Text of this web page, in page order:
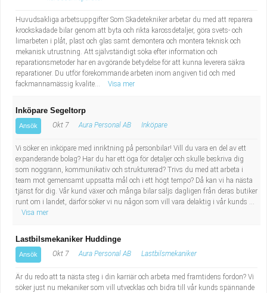
Huvudsakliga arbetsuppgifter Som Skadetekniker arbetar du med att reparera
krockskadade bilar genom att byta och rikta karossdetaljer, göra svets- och
limarbeten i plåt, plast och glas samt demontera och montera teknisk och
mekanisk utrustning. Att självständigt söka efter information och
reparationsmetoder har en avgörande betydelse för att kunna leverera säkra
reparationer. Du utför förekommande arbeten inom angiven tid och med
fackmannamässig kvalite...
Visa mer
Inköpare Segeltorp
Ansök Okt 7 Aura Personal AB Inköpare
Vi söker en inköpare med inriktning på personbilar! Vill du vara en del av ett
expanderande bolag? Har du har ett öga för detaljer och skulle beskriva dig
som noggrann, kommunikativ och strukturerad? Trivs du med att arbeta i
team mot gemensamt uppsatta mål och i ett högt tempo? Då kan vi ha nästa
tjänst för dig. Vår kund växer och många bilar säljs dagligen från deras butiker
runt om i landet, därför söker vi nu någon som vill vara delaktig i vår kunds ...
Visa mer
Lastbilsmekaniker Huddinge
Ansök Okt 7 Aura Personal AB Lastbilsmekaniker
Är du redo att ta nästa steg i din karriär och arbeta med framtidens fordon? Vi
söker just nu mekaniker som vill utvecklas och bidra till vår kunds spännande